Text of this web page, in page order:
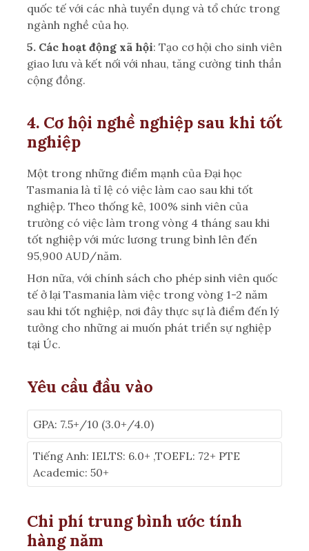
quốc tế với các nhà tuyển dụng và tổ chức trong
ngành nghề của họ.
5. Các hoạt động xã hội: Tạo cơ hội cho sinh viên
giao lưu và kết nối với nhau, tăng cường tinh thần
cộng đồng.
4. Cơ hội nghề nghiệp sau khi tốt
nghiệp
Một trong những điểm mạnh của Đại học
Tasmania là tỉ lệ có việc làm cao sau khi tốt
nghiệp. Theo thống kê, 100% sinh viên của
trường có việc làm trong vòng 4 tháng sau khi
tốt nghiệp với mức lương trung bình lên đến
95,900 AUD/năm.
Hơn nữa, với chính sách cho phép sinh viên quốc
tế ở lại Tasmania làm việc trong vòng 1-2 năm
sau khi tốt nghiệp, nơi đây thực sự là điểm đến lý
tưởng cho những ai muốn phát triển sự nghiệp
tại Úc.
Yêu cầu đầu vào
GPA: 7.5+/10 (3.0+/4.0)
Tiếng Anh: IELTS: 6.0+ ,TOEFL: 72+ PTE
Academic: 50+
Chi phí trung bình ước tính
hàng năm